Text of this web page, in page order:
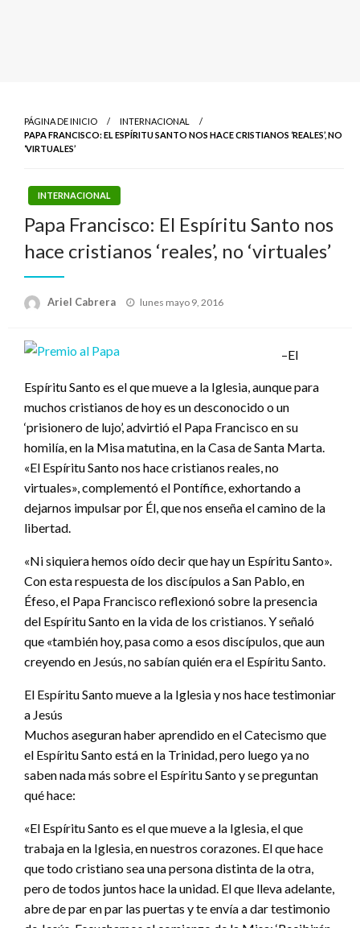
PÁGINA DE INICIO
INTERNACIONAL
PAPA FRANCISCO: EL ESPÍRITU SANTO NOS HACE CRISTIANOS ‘REALES’, NO
‘VIRTUALES’
INTERNACIONAL
Papa Francisco: El Espíritu Santo nos
hace cristianos ‘reales’, no ‘virtuales’
Ariel Cabrera
Publicado
lunes mayo 9, 2016
–El
Espíritu Santo es el que mueve a la Iglesia, aunque para
muchos cristianos de hoy es un desconocido o un
‘prisionero de lujo’, advirtió el Papa Francisco en su
homilía, en la Misa matutina, en la Casa de Santa Marta.
«El Espíritu Santo nos hace cristianos reales, no
virtuales», complementó el Pontífice, exhortando a
dejarnos impulsar por Él, que nos enseña el camino de la
libertad.
«Ni siquiera hemos oído decir que hay un Espíritu Santo».
Con esta respuesta de los discípulos a San Pablo, en
Éfeso, el Papa Francisco reflexionó sobre la presencia
del Espíritu Santo en la vida de los cristianos. Y señaló
que «también hoy, pasa como a esos discípulos, que aun
creyendo en Jesús, no sabían quién era el Espíritu Santo.
El Espíritu Santo mueve a la Iglesia y nos hace testimoniar
a Jesús
Muchos aseguran haber aprendido en el Catecismo que
el Espíritu Santo está en la Trinidad, pero luego ya no
saben nada más sobre el Espíritu Santo y se preguntan
qué hace:
«El Espíritu Santo es el que mueve a la Iglesia, el que
trabaja en la Iglesia, en nuestros corazones. El que hace
que todo cristiano sea una persona distinta de la otra,
pero de todos juntos hace la unidad. El que lleva adelante,
abre de par en par las puertas y te envía a dar testimonio